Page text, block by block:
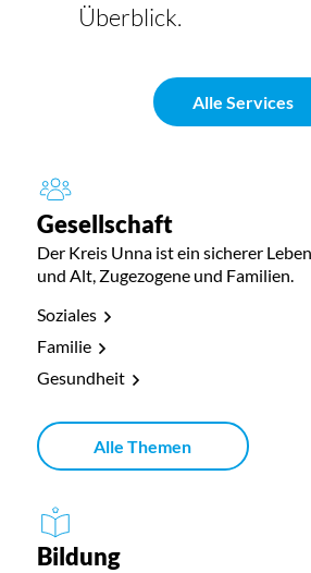
Überblick.
Alle Services
Gesellschaft
Der Kreis Unna ist ein sicherer
und Alt, Zugezogene und Familien.
Soziales
Familie
Gesundheit
Alle Themen
Bildung